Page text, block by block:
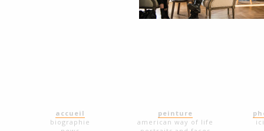
accueil
biographie
peinture
american way of life